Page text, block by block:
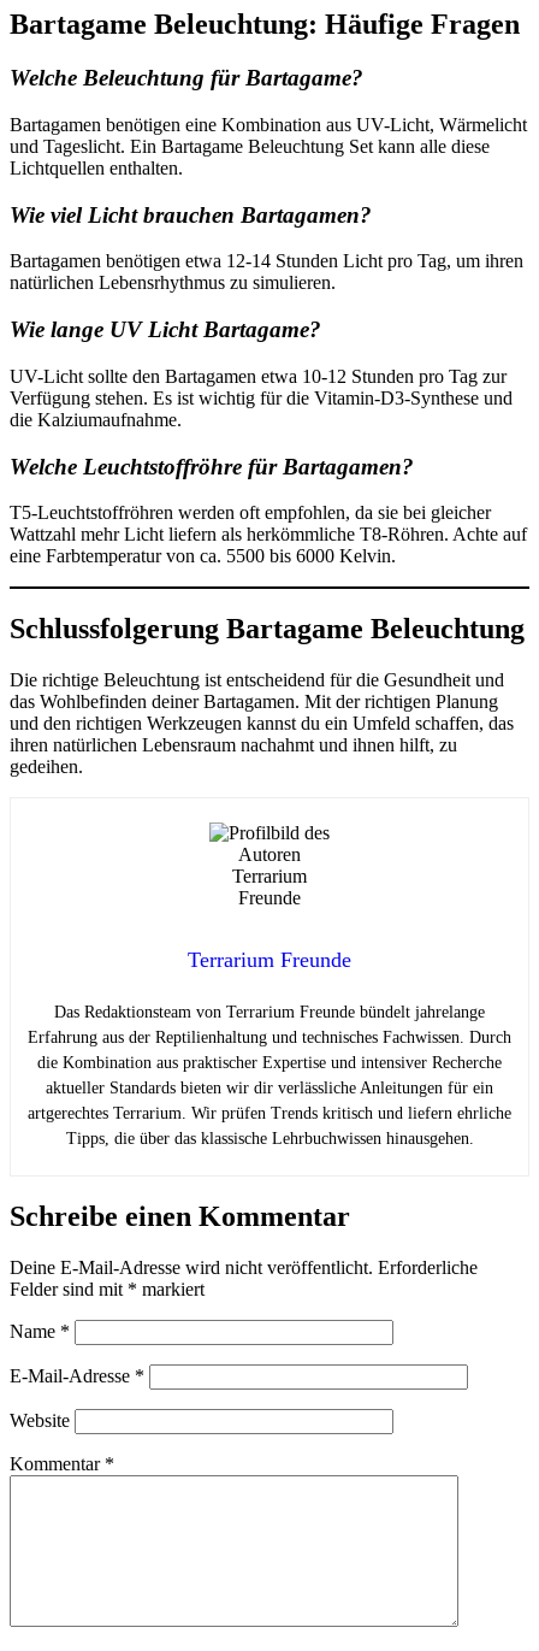
Bartagame Beleuchtung: Häufige Fragen
Welche Beleuchtung für Bartagame?
Bartagamen benötigen eine Kombination aus UV-Licht, Wärmelicht
und Tageslicht. Ein Bartagame Beleuchtung Set kann alle diese
Lichtquellen enthalten.
Wie viel Licht brauchen Bartagamen?
Bartagamen benötigen etwa 12-14 Stunden Licht pro Tag, um ihren
natürlichen Lebensrhythmus zu simulieren.
Wie lange UV Licht Bartagame?
UV-Licht sollte den Bartagamen etwa 10-12 Stunden pro Tag zur
Verfügung stehen. Es ist wichtig für die Vitamin-D3-Synthese und
die Kalziumaufnahme.
Welche Leuchtstoffröhre für Bartagamen?
T5-Leuchtstoffröhren werden oft empfohlen, da sie bei gleicher
Wattzahl mehr Licht liefern als herkömmliche T8-Röhren. Achte auf
eine Farbtemperatur von ca. 5500 bis 6000 Kelvin.
Schlussfolgerung Bartagame Beleuchtung
Die richtige Beleuchtung ist entscheidend für die Gesundheit und
das Wohlbefinden deiner Bartagamen. Mit der richtigen Planung
und den richtigen Werkzeugen kannst du ein Umfeld schaffen, das
ihren natürlichen Lebensraum nachahmt und ihnen hilft, zu
gedeihen.
Terrarium Freunde
Das Redaktionsteam von Terrarium Freunde bündelt jahrelange
Erfahrung aus der Reptilienhaltung und technisches Fachwissen. Durch
die Kombination aus praktischer Expertise und intensiver Recherche
aktueller Standards bieten wir dir verlässliche Anleitungen für ein
artgerechtes Terrarium. Wir prüfen Trends kritisch und liefern ehrliche
Tipps, die über das klassische Lehrbuchwissen hinausgehen.
Schreibe einen Kommentar
Deine E-Mail-Adresse wird nicht veröffentlicht. Erforderliche
Felder sind mit * markiert
Name *
E-Mail-Adresse *
Website
Kommentar *